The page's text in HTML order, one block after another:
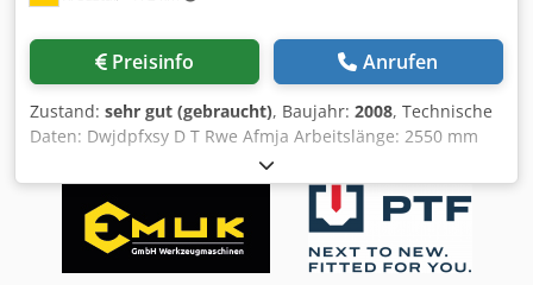
Schmiernippel - Bedienung über Schwenkarm an der
Brücke - Druckeinstellung über Monitor (50 – 300 t) - Öl-
Freie Aufreißkraft: 500 kN - Druckgenauigkeit: ± 5 bar -
Durchbiegung: ≤ 0,8 mm/m (bei 70 % Last) -
Druckaufbauzeit: max. 3 s (Stahl auf Stahl) ====
Geschwindigkeiten - Pressgeschwindigkeit: ca. 8 mm/s -
Schnellhub (Schließen): 17 mm/s -
Öffnungsgeschwindigkeit: bis 55 mm/s ==== Hydraulik -
Hauptpumpe: Bosch Rexroth, ca. 93 l/min - Betriebsdruck:
Preisinfo Anrufen
Zustand: sehr gut (gebraucht), Baujahr: 2008, Technische
Daten: Dwjdpfxsy D T Rwe Afmja Arbeitslänge: 2550 mm
Ständerweite: 2050 mm Presskraft: 80 to CNC-Steuerung:
OPERATOR II Graphik TFT-Farbmonitor 14” gesteuerte
Achsen: Y1/Y2; X1/X2; R1/R2; Z1/Z2 automatische
Bombierung Hub: 350 mm Ausladung: 420 mm
Arbeitshöhe: 960 mm Motorleistung: 9 kW CE-Kennzeichen